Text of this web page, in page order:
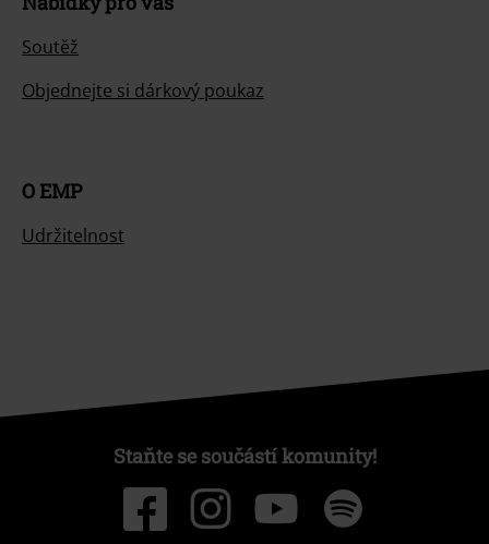
Soutěž
Objednejte si dárkový poukaz
O EMP
Udržitelnost
Staňte se součástí komunity!